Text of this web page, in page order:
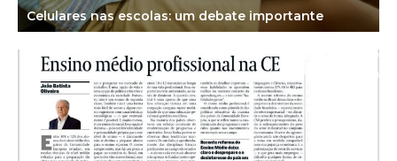
Celulares nas escolas: um debate importante